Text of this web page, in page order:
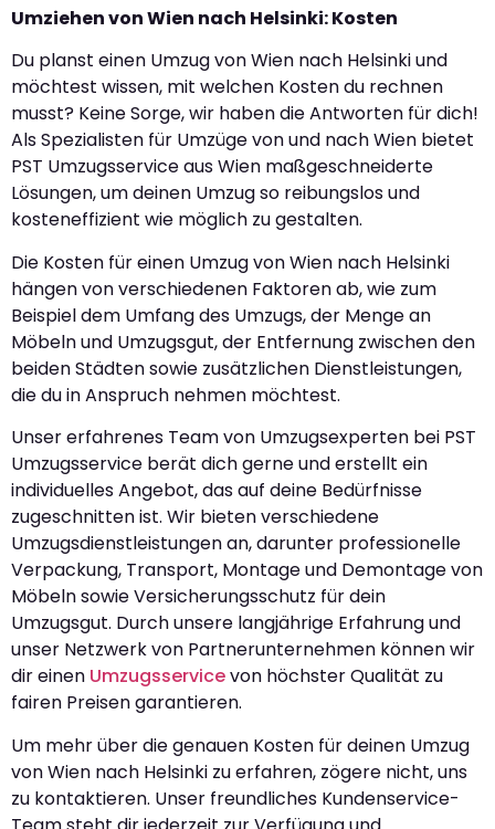
Umziehen von Wien nach Helsinki: Kosten
Du planst einen Umzug von Wien nach Helsinki und
möchtest wissen, mit welchen Kosten du rechnen
musst? Keine Sorge, wir haben die Antworten für dich!
Als Spezialisten für Umzüge von und nach Wien bietet
PST Umzugsservice aus Wien maßgeschneiderte
Lösungen, um deinen Umzug so reibungslos und
kosteneffizient wie möglich zu gestalten.
Die Kosten für einen Umzug von Wien nach Helsinki
hängen von verschiedenen Faktoren ab, wie zum
Beispiel dem Umfang des Umzugs, der Menge an
Möbeln und Umzugsgut, der Entfernung zwischen den
beiden Städten sowie zusätzlichen Dienstleistungen,
die du in Anspruch nehmen möchtest.
Unser erfahrenes Team von Umzugsexperten bei PST
Umzugsservice berät dich gerne und erstellt ein
individuelles Angebot, das auf deine Bedürfnisse
zugeschnitten ist. Wir bieten verschiedene
Umzugsdienstleistungen an, darunter professionelle
Verpackung, Transport, Montage und Demontage von
Möbeln sowie Versicherungsschutz für dein
Umzugsgut. Durch unsere langjährige Erfahrung und
unser Netzwerk von Partnerunternehmen können wir
dir einen Umzugsservicevon höchster Qualität zu
fairen Preisen garantieren.
Um mehr über die genauen Kosten für deinen Umzug
von Wien nach Helsinki zu erfahren, zögere nicht, uns
zu kontaktieren. Unser freundliches Kundenservice-